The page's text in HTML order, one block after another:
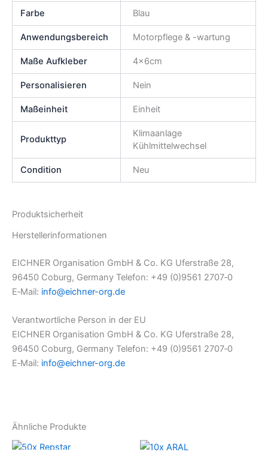
Farbe Blau
Anwendungsbereich Motorpflege & -wartung
Maße Aufkleber 4x6cm
Personalisieren Nein
Maßeinheit Einheit
Produkttyp
Klimaanlage
Kühlmittelwechsel
Condition Neu
Produktsicherheit
Herstellerinformationen
EICHNER Organisation GmbH & Co. KG Uferstraße 28,
96450 Coburg, Germany Telefon: +49 (0)9561 2707‑0
E‑Mail: info@eichner-org.de
Verantwortliche Person in der EU
EICHNER Organisation GmbH & Co. KG Uferstraße 28,
96450 Coburg, Germany Telefon: +49 (0)9561 2707‑0
E‑Mail: info@eichner-org.de
Ähnliche Produkte